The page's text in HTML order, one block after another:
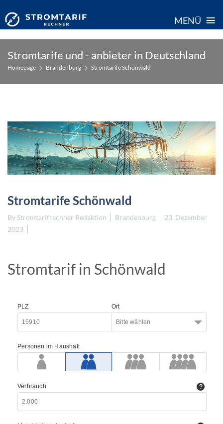
MENÜ ≡
content
Stromtarife und - anbieter in Deutschland
Homepage Brandenburg Stromtarife Schönwald
Stromtarife Schönwald
By Stromtarifrechner Redaktion Brandenburg
23. Dezember
2023
Stromtarif in Schönwald